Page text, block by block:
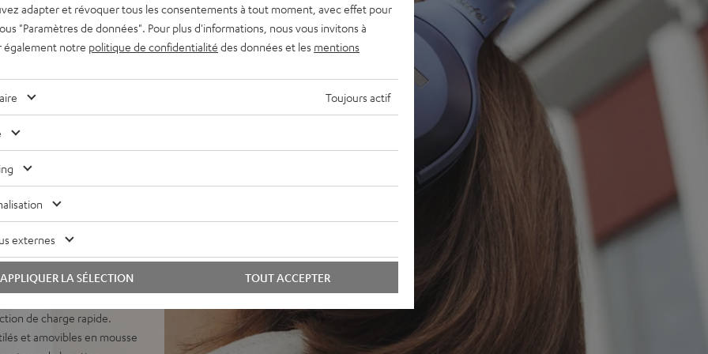
optimisé, mode
prolongée, mode
mode transparence et
ventilée pour une
avec l’audio haute
Music, YouTube,
ANC, appels parfaits
Dynamore® Call
compatible avec
du niveau de batterie
Google Fast et
de charge rapide.
et amovibles en mousse
adapter et révoquer tous les consentements à tout moment, avec effet pour
"Paramètres de données". Pour plus d'informations, nous vous invitons à
également notre politique de confidentialité des données et les mentions
Toujours actif
externes
TOUT ACCEPTER
APPLIQUER LA SÉLECTION